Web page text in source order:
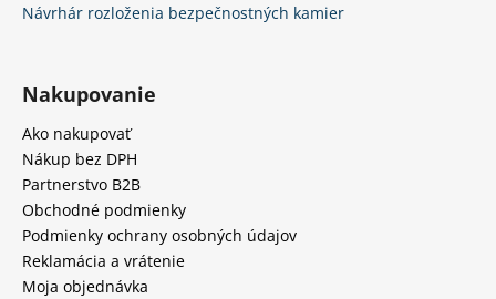
O
o
r
ú
č
a
m
e
Návrhár rozloženia bezpečnostných kamier
Nakupovanie
Ako nakupovať
Nákup bez DPH
Partnerstvo B2B
Obchodné podmienky
Podmienky ochrany osobných údajov
Reklamácia a vrátenie
Moja objednávka